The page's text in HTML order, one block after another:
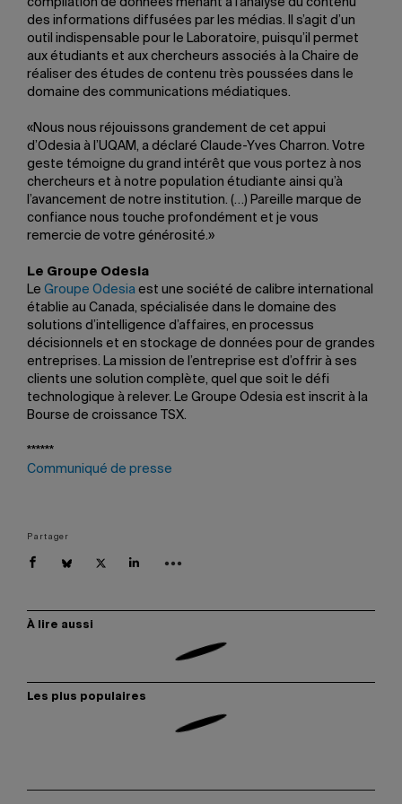
compilation de données menant à l’analyse du contenu
des informations diffusées par les médias. Il s’agit d’un
outil indispensable pour le Laboratoire, puisqu’il permet
aux étudiants et aux chercheurs associés à la Chaire de
réaliser des études de contenu très poussées dans le
domaine des communications médiatiques.
«Nous nous réjouissons grandement de cet appui
d’Odesia à l’UQAM, a déclaré Claude-Yves Charron. Votre
geste témoigne du grand intérêt que vous portez à nos
chercheurs et à notre population étudiante ainsi qu’à
l’avancement de notre institution. (…) Pareille marque de
confiance nous touche profondément et je vous
remercie de votre générosité.»
Le Groupe Odesia
Le Groupe Odesia est une société de calibre international
établie au Canada, spécialisée dans le domaine des
solutions d’intelligence d’affaires, en processus
décisionnels et en stockage de données pour de grandes
entreprises. La mission de l’entreprise est d’offrir à ses
clients une solution complète, quel que soit le défi
technologique à relever. Le Groupe Odesia est inscrit à la
Bourse de croissance TSX.
******
Communiqué de presse
Partager
À lire aussi
Les plus populaires